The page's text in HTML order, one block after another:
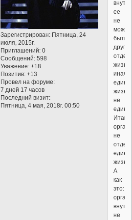
Зарегистрирован: Пятница, 24
июля, 2015г.
Приглашений: 0
Сообщений: 598
Уважение: +18
Позитив: +13
Провел на форуме:
7 дней 17 часов
Последний визит:
Пятница, 4 мая, 2018г. 00:50
внутри
ее
не
может
быть
других
иначе
жизни
не
Итак,
не
жизни.
А
как
это:
орган
внутри
не